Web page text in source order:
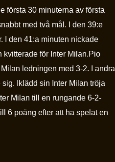
första 30 minuterna av första
med två mål. I den 39:e
I den 41:a minuten nickade
kvitterade för Inter Milan.Pio
ledningen med 3-2. I andra
Iklädd sin Inter Milan tröja
Milan till en rungande 6-2-
6 poäng efter att ha spelat en